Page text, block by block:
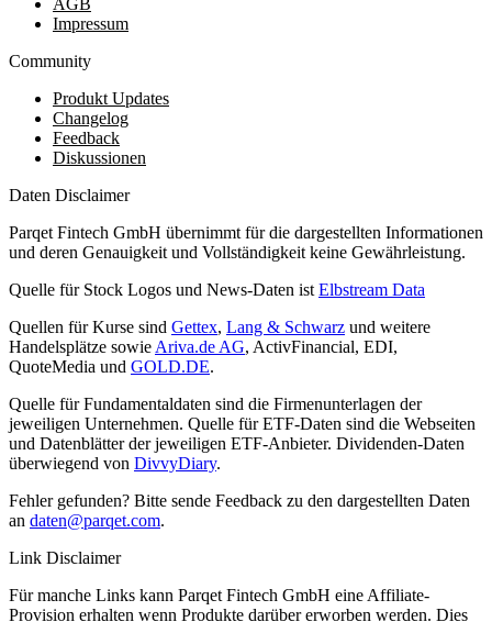
Impressum
Community
Produkt Updates
Changelog
Feedback
Diskussionen
Daten Disclaimer
Parqet Fintech GmbH übernimmt für die dargestellten Informationen
und deren Genauigkeit und Vollständigkeit keine Gewährleistung.
Quelle für Stock Logos und News-Daten ist Elbstream Data
Quellen für Kurse sind Gettex, Lang & Schwarz und weitere
Handelsplätze sowie Ariva.de AG, ActivFinancial, EDI,
QuoteMedia und GOLD.DE.
Quelle für Fundamentaldaten sind die Firmenunterlagen der
jeweiligen Unternehmen. Quelle für ETF-Daten sind die Webseiten
und Datenblätter der jeweiligen ETF-Anbieter. Dividenden-Daten
überwiegend von DivvyDiary.
Fehler gefunden? Bitte sende Feedback zu den dargestellten Daten
an daten@parqet.com.
Link Disclaimer
Für manche Links kann Parqet Fintech GmbH eine Affiliate-
Provision erhalten wenn Produkte darüber erworben werden. Dies